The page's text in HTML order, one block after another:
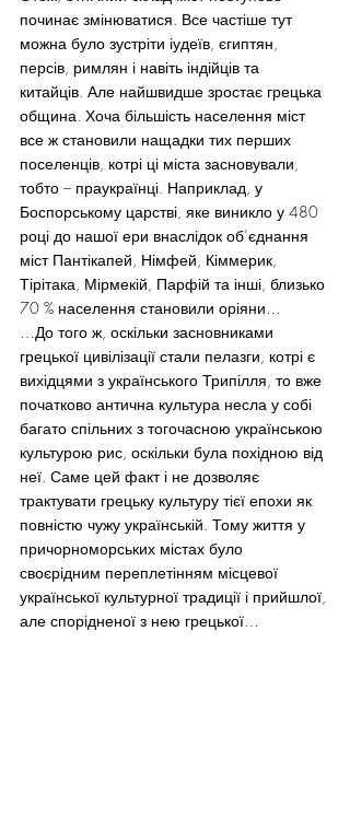
починає змінюватися. Все частіше тут
можна було зустріти іудеїв, єгиптян,
персів, римлян і навіть індійців та
китайців. Але найшвидше зростає грецька
община. Хоча більшість населення міст
все ж становили нащадки тих перших
поселенців, котрі ці міста засновували,
тобто – праукраїнці. Наприклад, у
Боспорському царстві, яке виникло у 480
році до нашої ери внаслідок об’єднання
міст Пантікапей, Німфей, Кіммерик,
Тірітака, Мірмекій, Парфій та інші, близько
70 % населення становили оріяни…
…До того ж, оскільки засновниками
грецької цивілізації стали пелазги, котрі є
вихідцями з українського Трипілля, то вже
початково антична культура несла у собі
багато спільних з тогочасною українською
культурою рис, оскільки була похідною від
неї. Саме цей факт і не дозволяє
трактувати грецьку культуру тієї епохи як
повністю чужу українській. Тому життя у
причорноморських містах було
своєрідним переплетінням місцевої
української культурної традиції і прийшлої,
але спорідненої з нею грецької…